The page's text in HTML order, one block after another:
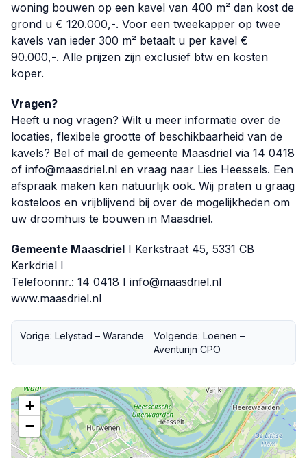
woning bouwen op een kavel van 400 m² dan kost de
grond u € 120.000,-. Voor een tweekapper op twee
kavels van ieder 300 m² betaalt u per kavel €
90.000,-. Alle prijzen zijn exclusief btw en kosten
koper.
Vragen?
Heeft u nog vragen? Wilt u meer informatie over de
locaties, flexibele grootte of beschikbaarheid van de
kavels? Bel of mail de gemeente Maasdriel via 14 0418
of info@maasdriel.nl en vraag naar Lies Heessels. Een
afspraak maken kan natuurlijk ook. Wij praten u graag
kosteloos en vrijblijvend bij over de mogelijkheden om
uw droomhuis te bouwen in Maasdriel.
Gemeente Maasdriel I Kerkstraat 45, 5331 CB
Kerkdriel I
Telefoonnr.: 14 0418 I info@maasdriel.nl
www.maasdriel.nl
Vorige: Lelystad – Warande
Volgende: Loenen –
Aventurijn CPO
+
−